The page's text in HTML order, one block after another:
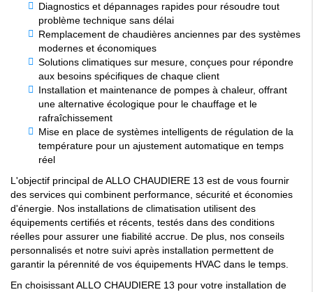
Diagnostics et dépannages rapides pour résoudre tout
problème technique sans délai
Remplacement de chaudières anciennes par des systèmes
modernes et économiques
Solutions climatiques sur mesure, conçues pour répondre
aux besoins spécifiques de chaque client
Installation et maintenance de pompes à chaleur, offrant
une alternative écologique pour le chauffage et le
rafraîchissement
Mise en place de systèmes intelligents de régulation de la
température pour un ajustement automatique en temps
réel
L'objectif principal de ALLO CHAUDIERE 13 est de vous fournir
des services qui combinent performance, sécurité et économies
d'énergie. Nos installations de climatisation utilisent des
équipements certifiés et récents, testés dans des conditions
réelles pour assurer une fiabilité accrue. De plus, nos conseils
personnalisés et notre suivi après installation permettent de
garantir la pérennité de vos équipements HVAC dans le temps.
En choisissant ALLO CHAUDIERE 13 pour votre installation de